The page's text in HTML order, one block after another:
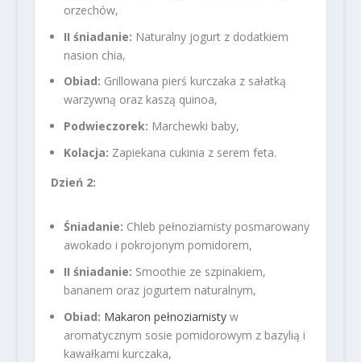
orzechów,
II śniadanie: Naturalny jogurt z dodatkiem
nasion chia,
Obiad: Grillowana pierś kurczaka z sałatką
warzywną oraz kaszą quinoa,
Podwieczorek: Marchewki baby,
Kolacja: Zapiekana cukinia z serem feta.
Dzień 2:
Śniadanie: Chleb pełnoziarnisty posmarowany
awokado i pokrojonym pomidorem,
II śniadanie: Smoothie ze szpinakiem,
bananem oraz jogurtem naturalnym,
Obiad: Makaron pełnoziarnistyw
aromatycznym sosie pomidorowym z bazylią i
kawałkami kurczaka,